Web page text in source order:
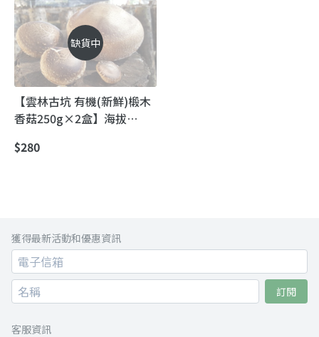
缺貨中
【雲林古坑 有機(新鮮)椴木
香菇250g×2盒】海拔
厚肉爆香・一入口就知道不
$280
獲得最新活動和優惠資訊
訂閱
客服資訊